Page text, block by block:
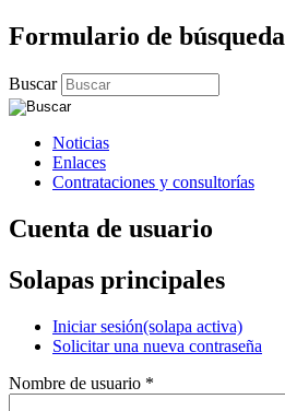
Formulario de búsqueda
Buscar
Noticias
Enlaces
Contrataciones y consultorías
Cuenta de usuario
Solapas principales
Iniciar sesión(solapa activa)
Solicitar una nueva contraseña
Nombre de usuario *